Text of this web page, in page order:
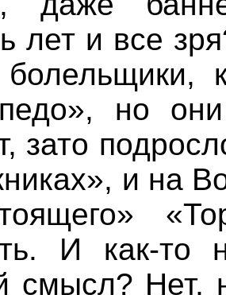
лет и все
но
зато
и на
И как-то
смысл? Нет,